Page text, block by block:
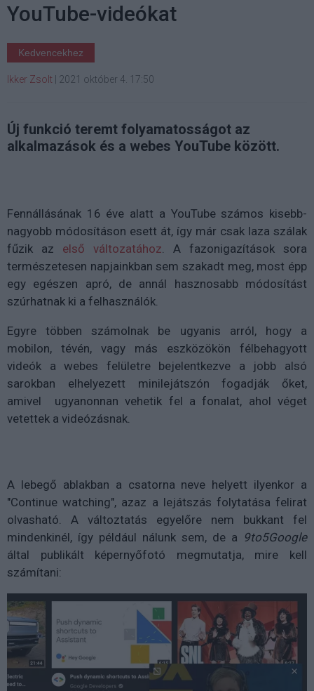
YouTube-videókat
Kedvencekhez
Ikker Zsolt | 2021 október 4. 17:50
Új funkció teremt folyamatosságot az
alkalmazások és a webes YouTube között.
Fennállásának 16 éve alatt a YouTube számos kisebb-
nagyobb módosításon esett át, így már csak laza szálak
fűzik az első változatához . A fazonigazítások sora
természetesen napjainkban sem szakadt meg, most épp
egy egészen apró, de annál hasznosabb módosítást
szúrhatnak ki a felhasználók.
Egyre többen számolnak be ugyanis arról, hogy a
mobilon, tévén, vagy más eszközökön félbehagyott
videók a webes felületre bejelentkezve a jobb alsó
sarokban elhelyezett minilejátszón fogadják őket,
amivel ugyanonnan vehetik fel a fonalat, ahol véget
vetettek a videózásnak.
A lebegő ablakban a csatorna neve helyett ilyenkor a
"Continue watching", azaz a lejátszás folytatása felirat
olvasható. A változtatás egyelőre nem bukkant fel
mindenkinél, így például nálunk sem, de a 9to5Google
által publikált képernyőfotó megmutatja, mire kell
számítani: